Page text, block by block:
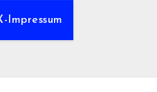
Impressum